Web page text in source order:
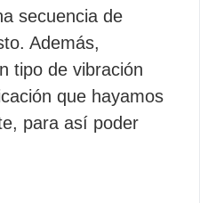
secuencia de
Además,
tipo de vibración
que hayamos
para así poder